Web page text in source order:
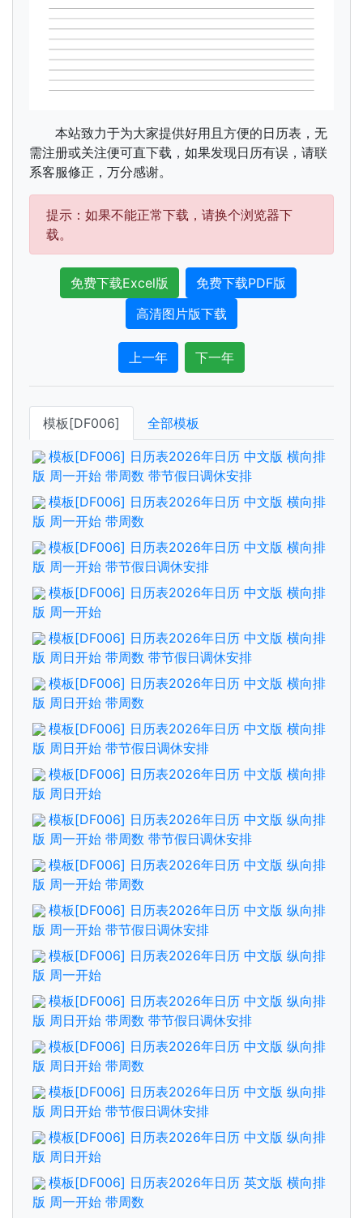
本站致力于为大家提供好用且方便的日历表，无
需注册或关注便可直下载，如果发现日历有误，请联
系客服修正，万分感谢。
提示：如果不能正常下载，请换个浏览器下
载。
免费下载Excel版
免费下载PDF版
高清图片版下载
上一年 下一年
模板[DF006] 全部模板
模板[DF006] 日历表2026年日历 中文版 横向排
版 周一开始 带周数 带节假日调休安排
模板[DF006] 日历表2026年日历 中文版 横向排
版 周一开始 带周数
模板[DF006] 日历表2026年日历 中文版 横向排
版 周一开始 带节假日调休安排
模板[DF006] 日历表2026年日历 中文版 横向排
版 周一开始
模板[DF006] 日历表2026年日历 中文版 横向排
版 周日开始 带周数 带节假日调休安排
模板[DF006] 日历表2026年日历 中文版 横向排
版 周日开始 带周数
模板[DF006] 日历表2026年日历 中文版 横向排
版 周日开始 带节假日调休安排
模板[DF006] 日历表2026年日历 中文版 横向排
版 周日开始
模板[DF006] 日历表2026年日历 中文版 纵向排
版 周一开始 带周数 带节假日调休安排
模板[DF006] 日历表2026年日历 中文版 纵向排
版 周一开始 带周数
模板[DF006] 日历表2026年日历 中文版 纵向排
版 周一开始 带节假日调休安排
模板[DF006] 日历表2026年日历 中文版 纵向排
版 周一开始
模板[DF006] 日历表2026年日历 中文版 纵向排
版 周日开始 带周数 带节假日调休安排
模板[DF006] 日历表2026年日历 中文版 纵向排
版 周日开始 带周数
模板[DF006] 日历表2026年日历 中文版 纵向排
版 周日开始 带节假日调休安排
模板[DF006] 日历表2026年日历 中文版 纵向排
版 周日开始
模板[DF006] 日历表2026年日历 英文版 横向排
版 周一开始 带周数